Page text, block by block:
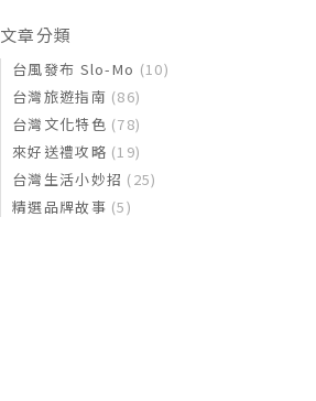
文章分類
台風發布 Slo-Mo (10)
台灣旅遊指南 (86)
台灣文化特色 (78)
來好送禮攻略 (19)
台灣生活小妙招 (25)
精選品牌故事 (5)